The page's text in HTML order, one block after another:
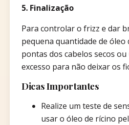
5. Finalização
Para controlar o frizz e dar
pequena quantidade de óleo
pontas dos cabelos secos ou
excesso para não deixar os
Dicas Importantes
Realize um teste de
usar o óleo de rícino